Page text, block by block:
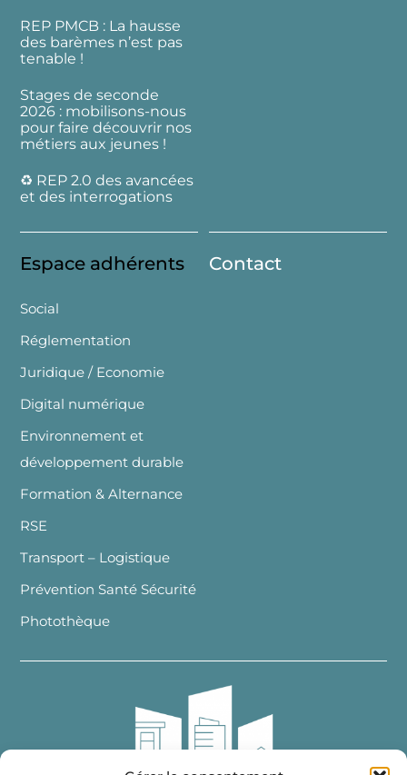
REP PMCB : La hausse
des barèmes n’est pas
tenable !
Stages de seconde
2026 : mobilisons-nous
pour faire découvrir nos
métiers aux jeunes !
♻️ REP 2.0 des avancées
et des interrogations
Espace adhérents
Social
Réglementation
Juridique / Economie
Digital numérique
Environnement et
développement durable
Formation & Alternance
RSE
Transport – Logistique
Prévention Santé Sécurité
Photothèque
Contact